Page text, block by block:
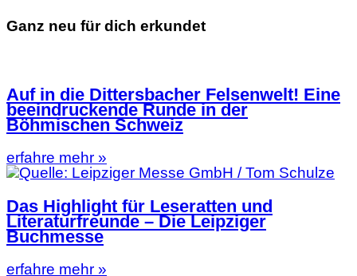
Ganz neu für dich erkundet
Auf in die Dittersbacher Felsenwelt! Eine
beeindruckende Runde in der
Böhmischen Schweiz
erfahre mehr »
Das Highlight für Leseratten und
Literaturfreunde – Die Leipziger
Buchmesse
erfahre mehr »